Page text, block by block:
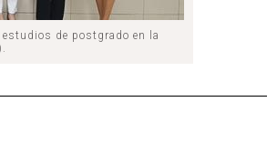
de postgrado en la